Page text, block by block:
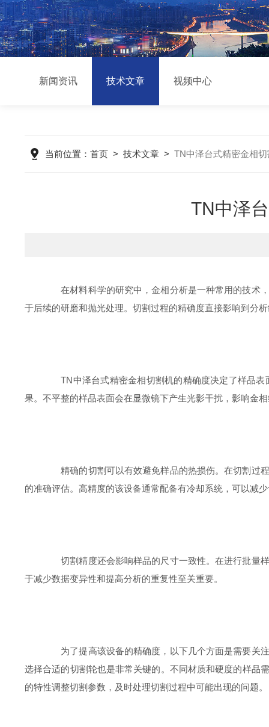
新闻资讯 技术文章 视频中心
当前位置： 首页> 技术文章> TN中泽台式精密金相
TN中泽
在材料科学的研究中，金相分析是一种常用的技术，
于后续的研磨和抛光处理。切割过程的精确度直接影响到分
TN中泽台式精密金相切割机的精确度决定了样品表
果。不平整的样品表面会在显微镜下产生光影干扰，影响金
精确的切割可以有效避免样品的热损伤。在切割过程
的准确评估。高精度的该设备通常配备有冷却系统，可以减
切割精度还会影响样品的尺寸一致性。在进行批量样
于减少数据变异性和提高分析的重复性至关重要。
为了提高该设备的精确度，以下几个方面是需要关注
选择合适的切割轮也是非常关键的。不同材质和硬度的样品
的特性调整切割参数，及时处理切割过程中可能出现的问题。